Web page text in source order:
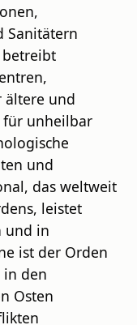
Sanitätern
ältere und
für unheilbar
und
das weltweit
leistet
und in
ist der Orden
in den
Osten